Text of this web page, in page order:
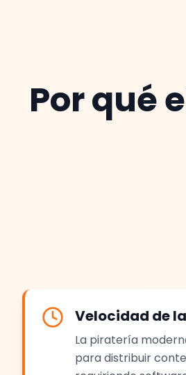
Por qué
Velocidad de
La piratería
para distribuir